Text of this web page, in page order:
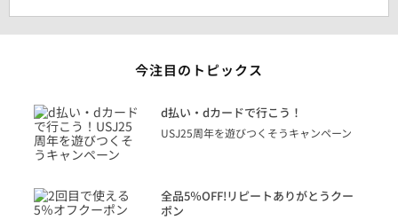
今注目のトピックス
d払い・dカードで行こう！
USJ25周年を遊びつくそうキャンペーン
全品5％OFF!リピートありがとうクー
ポン